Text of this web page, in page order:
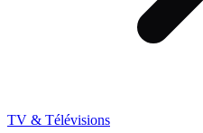
TV & Télévisions